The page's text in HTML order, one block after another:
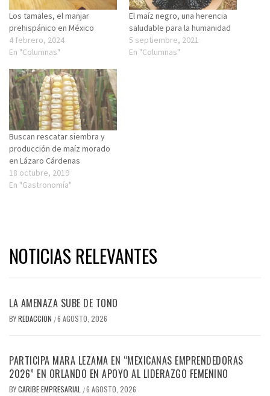
Los tamales, el manjar
prehispánico en México
4 febrero, 2024
En "Columnas"
El maíz negro, una herencia
saludable para la humanidad
5 septiembre, 2021
En "Columnas"
Buscan rescatar siembra y
producción de maíz morado
en Lázaro Cárdenas
18 octubre, 2019
En "Gastronomía"
NOTICIAS RELEVANTES
LA AMENAZA SUBE DE TONO
BYREDACCION /6 AGOSTO, 2026
PARTICIPA MARA LEZAMA EN “MEXICANAS EMPRENDEDORAS
2026” EN ORLANDO EN APOYO AL LIDERAZGO FEMENINO
BYCARIBE EMPRESARIAL /6 AGOSTO, 2026